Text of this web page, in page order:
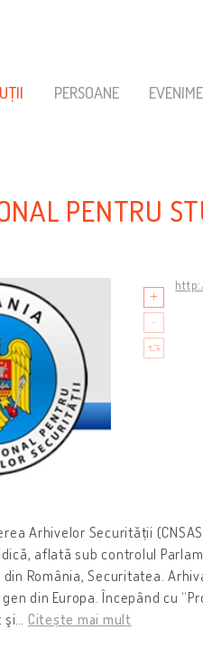
PERSOANE
PENTRU
Arhivelor Securității
aflată sub controlul
România, Securitatea.
din Europa. Începând cu
şi
Citește mai mult